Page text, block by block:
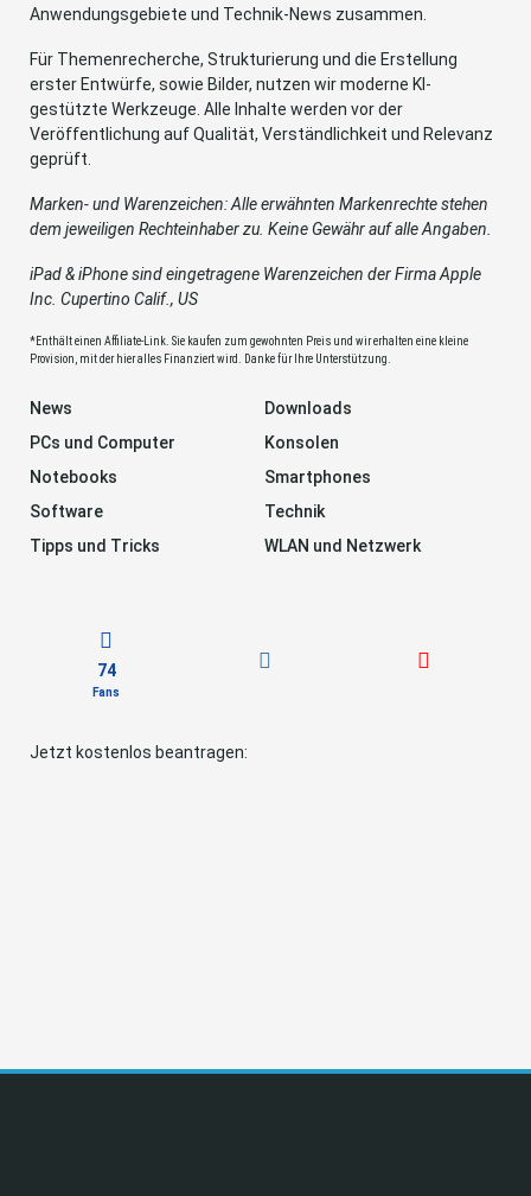
Anwendungsgebiete und Technik-News zusammen.
Für Themenrecherche, Strukturierung und die Erstellung
erster Entwürfe, sowie Bilder, nutzen wir moderne KI-
gestützte Werkzeuge. Alle Inhalte werden vor der
Veröffentlichung auf Qualität, Verständlichkeit und Relevanz
geprüft.
Marken- und Warenzeichen: Alle erwähnten Markenrechte stehen
dem jeweiligen Rechteinhaber zu. Keine Gewähr auf alle Angaben.
iPad & iPhone sind eingetragene Warenzeichen der Firma Apple
Inc. Cupertino Calif., US
*Enthält einen Affiliate-Link. Sie kaufen zum gewohnten Preis und wir erhalten eine kleine
Provision, mit der hier alles Finanziert wird. Danke für Ihre Unterstützung.
News
Downloads
PCs und Computer
Konsolen
Notebooks
Smartphones
Software
Technik
Tipps und Tricks
WLAN und Netzwerk
74
Fans
Jetzt kostenlos beantragen: